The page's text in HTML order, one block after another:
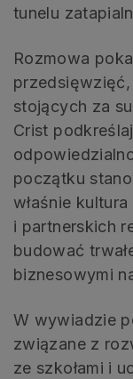
tunelu
Rozmowa
stojących za
Crist
początku
właśnie
i partnerskich
budować
biznesowymi
W wywiadzie
związane z
ze szkołami i